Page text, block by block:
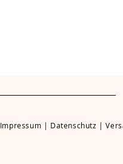
Impressum | Datenschutz |